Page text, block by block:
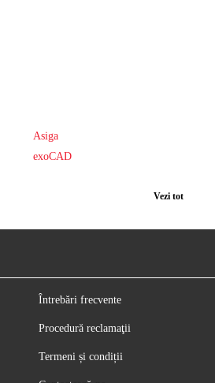
Asiga
exoCAD
Vezi tot
Întrebări frecvente
Procedură reclamaţii
Termeni și condiții